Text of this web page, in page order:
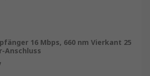
16 Mbps, 660 nm Vierkant 25
Anschluss